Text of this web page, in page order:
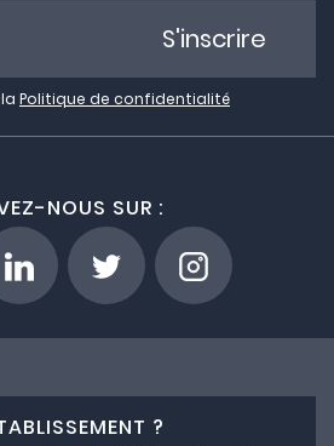
Politique de confidentialité
S'inscrire
NOUS SUR :
?